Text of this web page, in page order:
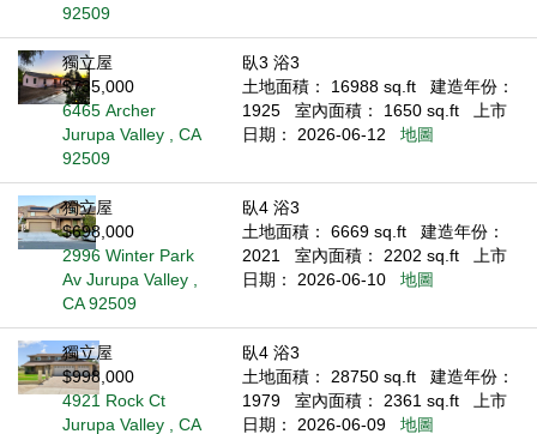
92509
獨立屋
$735,000
6465 Archer
Jurupa Valley , CA
92509
臥3 浴3
土地面積： 16988 sq.ft
建造年份：
1925
室內面積： 1650 sq.ft
上市
日期： 2026-06-12
地圖
獨立屋
$698,000
2996 Winter Park
Av Jurupa Valley ,
CA 92509
臥4 浴3
土地面積： 6669 sq.ft
建造年份：
2021
室內面積： 2202 sq.ft
上市
日期： 2026-06-10
地圖
獨立屋
$998,000
4921 Rock Ct
Jurupa Valley , CA
臥4 浴3
土地面積： 28750 sq.ft
建造年份：
1979
室內面積： 2361 sq.ft
上市
日期： 2026-06-09
地圖